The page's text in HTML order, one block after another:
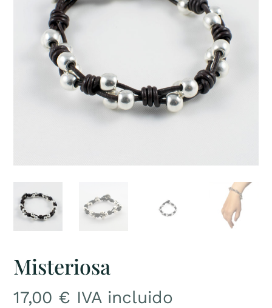
Misteriosa
17,00 € IVA incluido